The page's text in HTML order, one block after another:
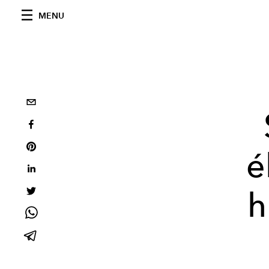
MENU